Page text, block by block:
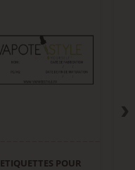
ETIQUETTES POUR